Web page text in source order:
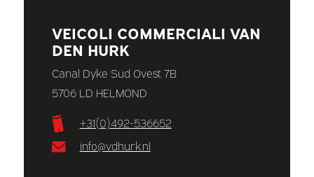
VEICOLI COMMERCIALI VAN
DEN HURK
Canal Dyke Sud Ovest 7B
5706 LD HELMOND
+31(0)492-536652
info@vdhurk.nl